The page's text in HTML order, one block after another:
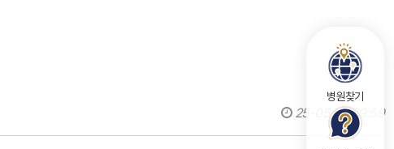
25-05-19 09:59
병원찾기